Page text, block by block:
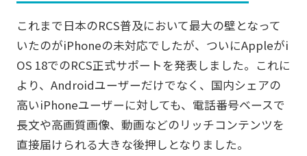
これまで日本のRCS普及において最大の壁となって
いたのがiPhoneの未対応でしたが、ついにAppleがi
OS 18でのRCS正式サポートを発表しました。これに
より、Androidユーザーだけでなく、国内シェアの
高いiPhoneユーザーに対しても、電話番号ベースで
長文や高画質画像、動画などのリッチコンテンツを
直接届けられる大きな後押しとなりました。